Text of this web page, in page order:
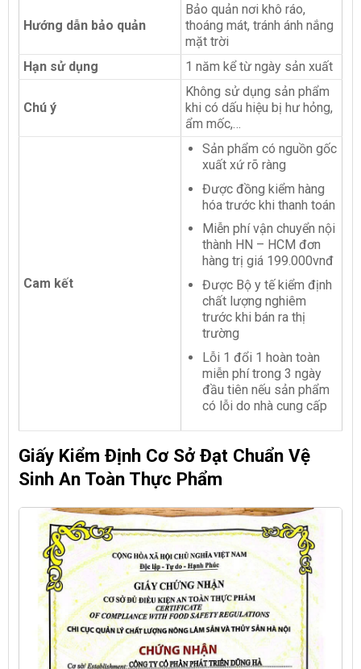
Hướng dẫn bảo quản
Bảo quản nơi khô ráo,
thoáng mát, tránh ánh nắng
mặt trời
Hạn sử dụng
1 năm kể từ ngày sản xuất
Chú ý
Không sử dụng sản phẩm
khi có dấu hiệu bị hư hỏng,
ẩm mốc,…
Cam kết
Sản phẩm có nguồn gốc
xuất xứ rõ ràng
Được đồng kiểm hàng
hóa trước khi thanh toán
Miễn phí vận chuyển nội
thành HN – HCM đơn
hàng trị giá 199.000vnđ
Được Bộ y tế kiểm định
chất lượng nghiêm
trước khi bán ra thị
trường
Lỗi 1 đổi 1 hoàn toàn
miễn phí trong 3 ngày
đầu tiên nếu sản phẩm
có lỗi do nhà cung cấp
Giấy Kiểm Định Cơ Sở Đạt Chuẩn Vệ
Sinh An Toàn Thực Phẩm